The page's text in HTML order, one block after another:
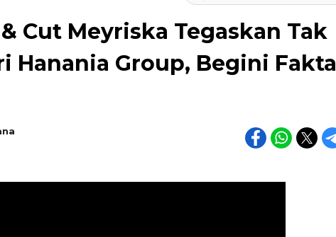
Cut Meyriska Tegaskan Tak
Hanania Group, Begini Fakta